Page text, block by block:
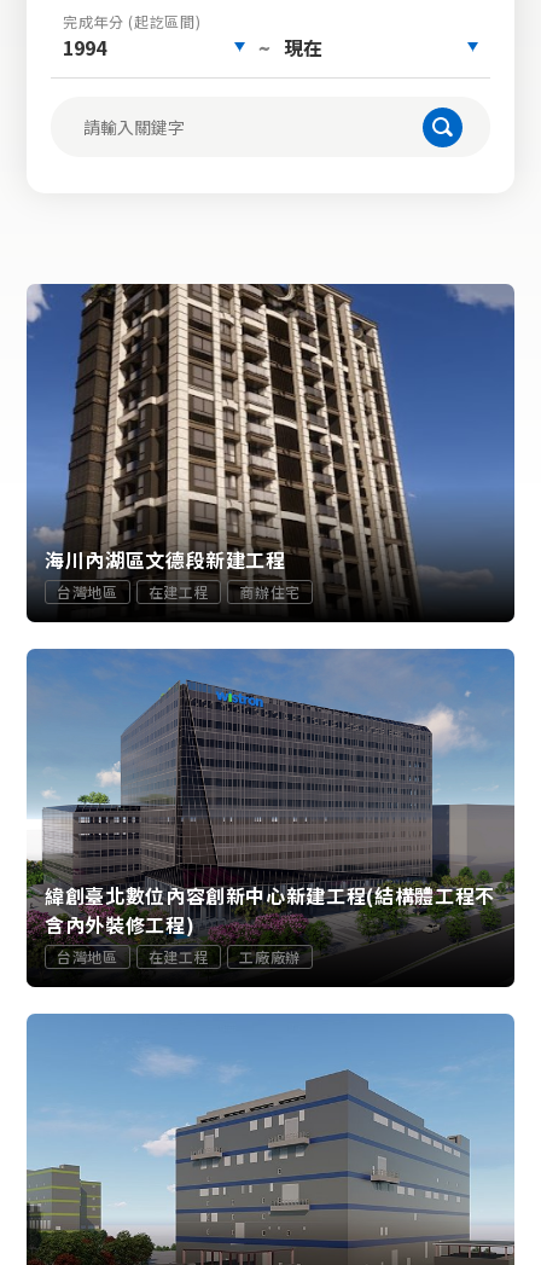
完成年分 (起訖區間)
1994 ~ 現在
海川內湖區文德段新建工程
台灣地區 在建工程 商辦住宅
緯創臺北數位內容創新中心新建工程(結構體工程不
含內外裝修工程)
台灣地區 在建工程 工廠廠辦